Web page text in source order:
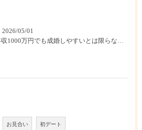
2026/05/01
お見合い 初デート